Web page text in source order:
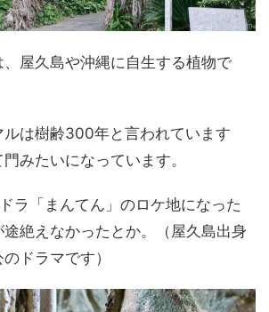
、屋久島や沖縄に自生する植物で
ルは樹齢300年と言われています
みたいになっています。
ラ「まんてん」のロケ地になった
途絶えなかったとか。（屋久島出身
ドラマです）